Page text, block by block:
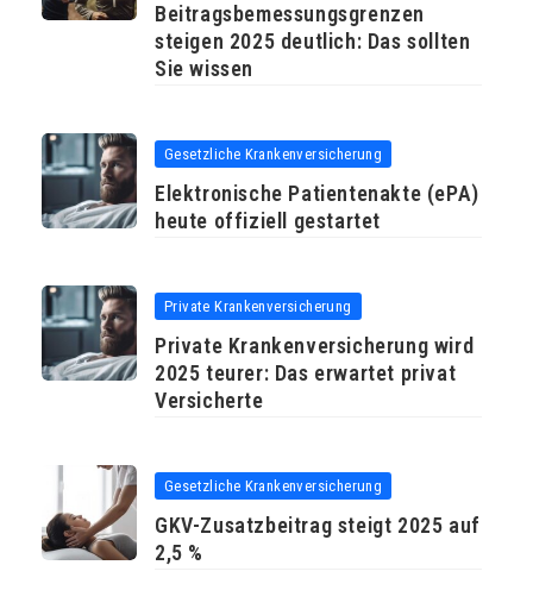
Beitragsbemessungsgrenzen
steigen 2025 deutlich: Das sollten
Sie wissen
Gesetzliche Krankenversicherung
Elektronische Patientenakte (ePA)
heute offiziell gestartet
Private Krankenversicherung
Private Krankenversicherung wird
2025 teurer: Das erwartet privat
Versicherte
Gesetzliche Krankenversicherung
GKV-Zusatzbeitrag steigt 2025 auf
2,5 %